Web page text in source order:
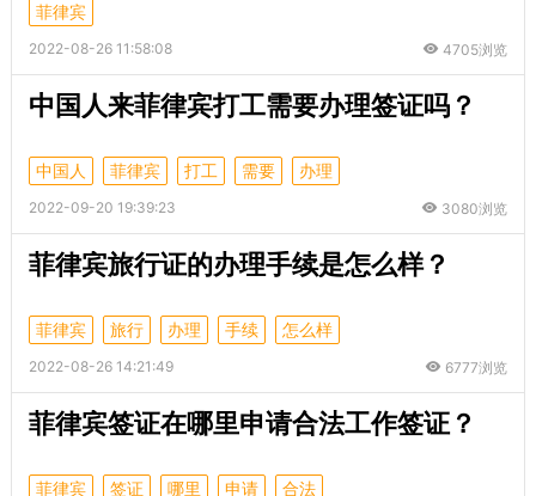
菲律宾
2022-08-26 11:58:08 4705浏览
中国人来菲律宾打工需要办理签证吗？
中国人 菲律宾 打工 需要 办理
2022-09-20 19:39:23 3080浏览
菲律宾旅行证的办理手续是怎么样？
菲律宾 旅行 办理 手续 怎么样
2022-08-26 14:21:49 6777浏览
菲律宾签证在哪里申请合法工作签证？
菲律宾 签证 哪里 申请 合法